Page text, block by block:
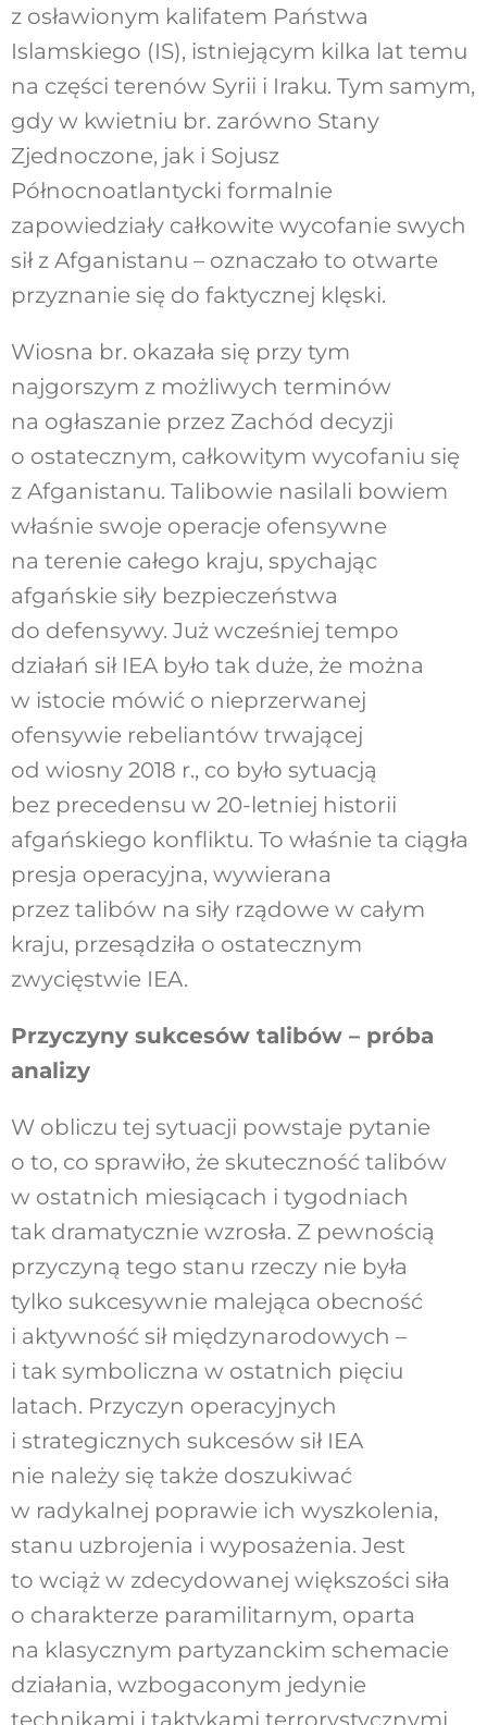
z osławionym kalifatem Państwa
Islamskiego (IS), istniejącym kilka lat temu
na części terenów Syrii i Iraku. Tym samym,
gdy w kwietniu br. zarówno Stany
Zjednoczone, jak i Sojusz
Północnoatlantycki formalnie
zapowiedziały całkowite wycofanie swych
sił z Afganistanu – oznaczało to otwarte
przyznanie się do faktycznej klęski.
Wiosna br. okazała się przy tym
najgorszym z możliwych terminów
na ogłaszanie przez Zachód decyzji
o ostatecznym, całkowitym wycofaniu się
z Afganistanu. Talibowie nasilali bowiem
właśnie swoje operacje ofensywne
na terenie całego kraju, spychając
afgańskie siły bezpieczeństwa
do defensywy. Już wcześniej tempo
działań sił IEA było tak duże, że można
w istocie mówić o nieprzerwanej
ofensywie rebeliantów trwającej
od wiosny 2018 r., co było sytuacją
bez precedensu w 20-letniej historii
afgańskiego konfliktu. To właśnie ta ciągła
presja operacyjna, wywierana
przez talibów na siły rządowe w całym
kraju, przesądziła o ostatecznym
zwycięstwie IEA.
Przyczyny sukcesów talibów – próba
analizy
W obliczu tej sytuacji powstaje pytanie
o to, co sprawiło, że skuteczność talibów
w ostatnich miesiącach i tygodniach
tak dramatycznie wzrosła. Z pewnością
przyczyną tego stanu rzeczy nie była
tylko sukcesywnie malejąca obecność
i aktywność sił międzynarodowych –
i tak symboliczna w ostatnich pięciu
latach. Przyczyn operacyjnych
i strategicznych sukcesów sił IEA
nie należy się także doszukiwać
w radykalnej poprawie ich wyszkolenia,
stanu uzbrojenia i wyposażenia. Jest
to wciąż w zdecydowanej większości siła
o charakterze paramilitarnym, oparta
na klasycznym partyzanckim schemacie
działania, wzbogaconym jedynie